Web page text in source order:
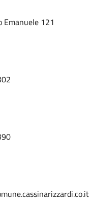
Emanuele 121